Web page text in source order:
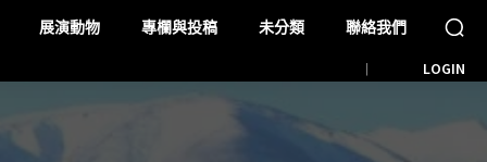
展演動物 專欄與投稿 未分類 聯絡我們
LOGIN